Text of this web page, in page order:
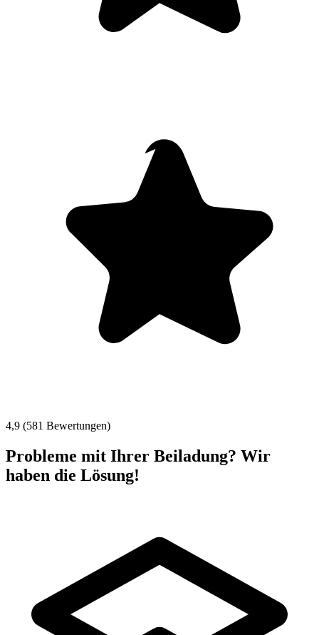
4,9 (581 Bewertungen)
Probleme mit Ihrer Beiladung? Wir
haben die Lösung!